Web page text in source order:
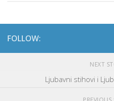
FOLLOW:
NEXT
Ljubavni stihovi i